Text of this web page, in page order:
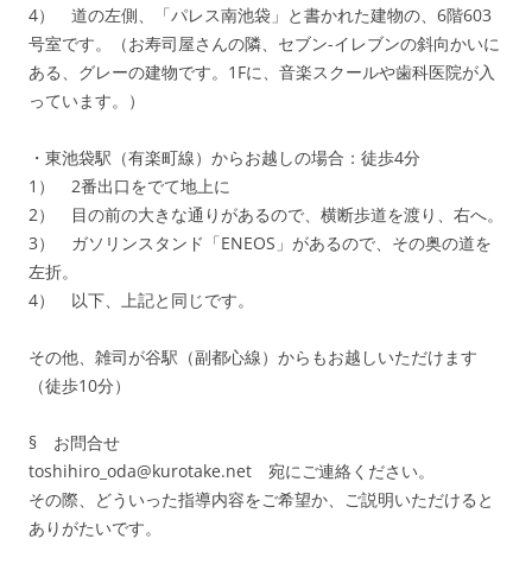
4） 道の左側、「パレス南池袋」と書かれた建物の、6階603
号室です。（お寿司屋さんの隣、セブン-イレブンの斜向かいに
ある、グレーの建物です。1Fに、音楽スクールや歯科医院が入
っています。）
・東池袋駅（有楽町線）からお越しの場合：徒歩4分
1） 2番出口をでて地上に
2） 目の前の大きな通りがあるので、横断歩道を渡り、右へ。
3） ガソリンスタンド「ENEOS」があるので、その奥の道を
左折。
4） 以下、上記と同じです。
その他、雑司が谷駅（副都心線）からもお越しいただけます
（徒歩10分）
§ お問合せ
toshihiro_oda@kurotake.net 宛にご連絡ください。
その際、どういった指導内容をご希望か、ご説明いただけると
ありがたいです。